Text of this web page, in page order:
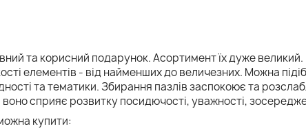
та корисний подарунок. Асортимент їх дуже великий.
елементів - від найменших до величезних. Можна
та тематики. Збирання пазлів заспокоює та
сприяє розвитку посидючості, уважності,
купити: